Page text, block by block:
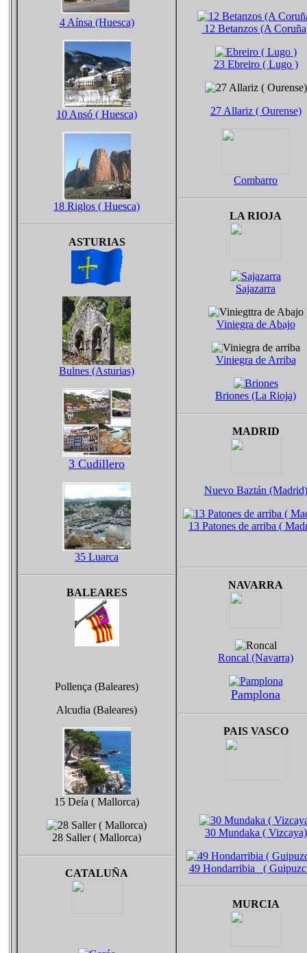
4 Aínsa (Huesca)
10 Ansó ( Huesca)
18 Riglos ( Huesca)
ASTURIAS
Bulnes (Asturias)
3 Cudillero
35 Luarca
BALEARES
Pollença (Baleares)
Alcudia (Baleares)
15 Deía ( Mallorca)
28 Saller ( Mallorca)
CATALUÑA
12 Betanzos (A
23 Ebreiro ( Lugo )
27 Allariz ( Ourense)
Combarro
LA RIOJA
Sajazarra
Viniegra de Abajo
Viniegra de Arriba
Briones (La Rioja)
MADRID
Nuevo Baztán (Madrid)
13 Patones de arriba (
NAVARRA
Roncal (Navarra)
Pamplona
PAIS VASCO
30 Mundaka ( Vizcaya)
49 Hondarribia (
MURCIA